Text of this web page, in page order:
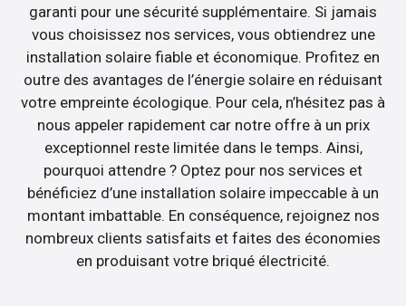
garanti pour une sécurité supplémentaire. Si jamais
vous choisissez nos services, vous obtiendrez une
installation solaire fiable et économique. Profitez en
outre des avantages de l’énergie solaire en réduisant
votre empreinte écologique. Pour cela, n’hésitez pas à
nous appeler rapidement car notre offre à un prix
exceptionnel reste limitée dans le temps. Ainsi,
pourquoi attendre ? Optez pour nos services et
bénéficiez d’une installation solaire impeccable à un
montant imbattable. En conséquence, rejoignez nos
nombreux clients satisfaits et faites des économies
en produisant votre briqué électricité.